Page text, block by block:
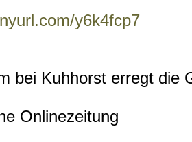
y6k4fcp7
bei Kuhhorst erregt die
Onlinezeitung